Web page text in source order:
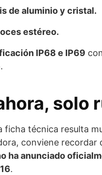
de aluminio y cristal.
estéreo.
IP68 e IP69
solo
ficha técnica resulta
conviene recordar
ha anunciado
.